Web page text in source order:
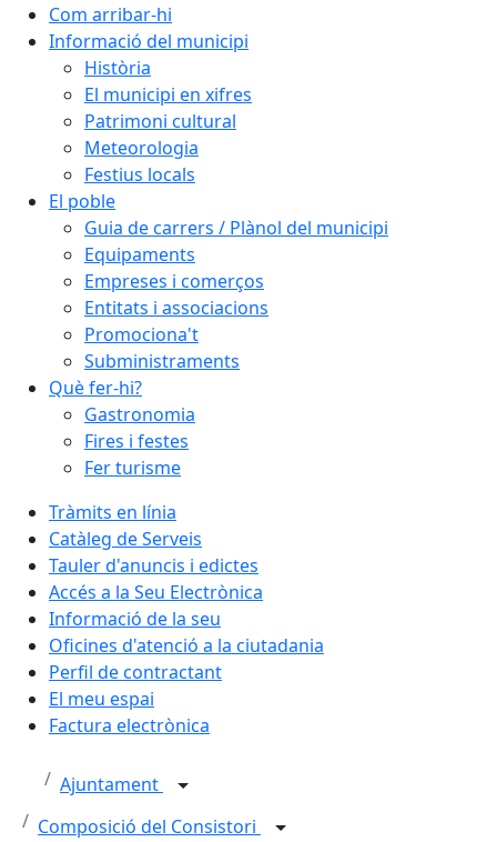
Com arribar-hi
Informació del municipi
Història
El municipi en xifres
Patrimoni cultural
Meteorologia
Festius locals
El poble
Guia de carrers / Plànol del municipi
Equipaments
Empreses i comerços
Entitats i associacions
Promociona't
Subministraments
Què fer-hi?
Gastronomia
Fires i festes
Fer turisme
Tràmits en línia
Catàleg de Serveis
Tauler d'anuncis i edictes
Accés a la Seu Electrònica
Informació de la seu
Oficines d'atenció a la ciutadania
Perfil de contractant
El meu espai
Factura electrònica
Ajuntament
Composició del Consistori